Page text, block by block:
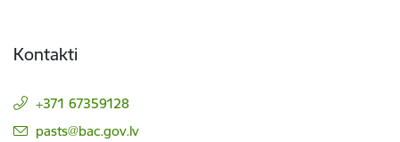
Kontakti
+371 67359128
E-pasts:
pasts@bac.gov.lv